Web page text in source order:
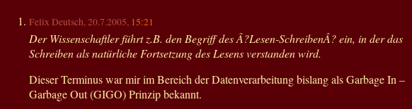
Felix Deutsch, 20.7.2005, 15:21
Der Wissenschaftler führt z.B. den Begriff des Â?Lesen-SchreibenÂ? ein, in der das
Schreiben als natürliche Fortsetzung des Lesens verstanden wird.
Dieser Terminus war mir im Bereich der Datenverarbeitung bislang als Garbage In –
Garbage Out (GIGO) Prinzip bekannt.